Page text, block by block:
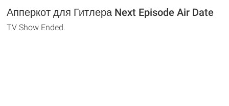
Апперкот для Гитлера Next Episode Air Date
TV Show Ended.